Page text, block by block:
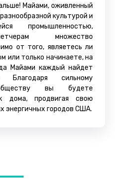
Майами, оживленный
культурой и
промышленностью,
множество
от того, являетесь ли
или только начинаете, на
Майами каждый найдет
сильному
вы будете
дома, продвигая свою
энергичных городов США.